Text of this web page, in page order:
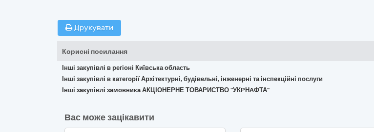
Друкувати
Корисні посилання
Інші закупівлі в регіоні Київська область
Інші закупівлі в категорії Архітектурні, будівельні, інженерні та інспекційні послуги
Інші закупівлі замовника АКЦІОНЕРНЕ ТОВАРИСТВО "УКPНAФТА"
Вас може зацікавити